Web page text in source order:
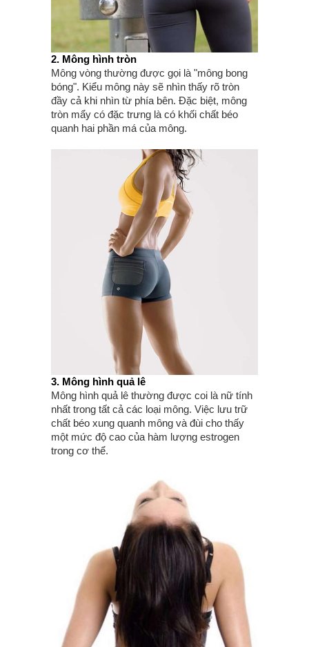
2. Mông hình tròn
Mông vòng thường được gọi là "mông bong
bóng". Kiểu mông này sẽ nhìn thấy rõ tròn
đầy cả khi nhìn từ phía bên. Đặc biệt, mông
tròn mẩy có đặc trưng là có khối chất béo
quanh hai phần má của mông.
3. Mông hình quả lê
Mông hình quả lê thường được coi là nữ tính
nhất trong tất cả các loại mông. Việc lưu trữ
chất béo xung quanh mông và đùi cho thấy
một mức độ cao của hàm lượng estrogen
trong cơ thể.